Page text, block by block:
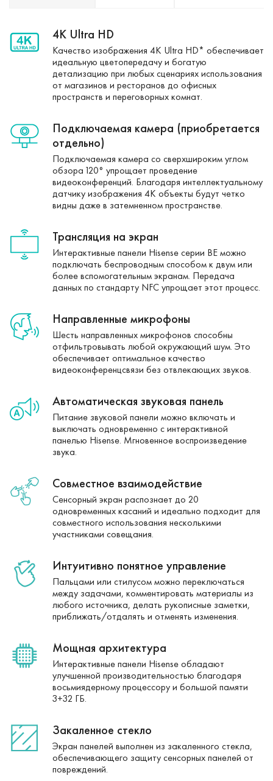
4K Ultra HD
Качество изображения 4K Ultra HD* обеспечивает
идеальную цветопередачу и богатую
детализацию при любых сценариях использования
от магазинов и ресторанов до офисных
пространств и переговорных комнат.
Подключаемая камера (приобретается
отдельно)
Подключаемая камера со сверхшироким углом
обзора 120° упрощает проведение
видеоконференций. Благодаря интеллектуальному
датчику изображения 4K объекты будут четко
видны даже в затемненном пространстве.
Трансляция на экран
Интерактивные панели Hisense серии BE можно
подключать беспроводным способом к двум или
более вспомогательным экранам. Передача
данных по стандарту NFC упрощает этот процесс.
Направленные микрофоны
Шесть направленных микрофонов способны
отфильтровывать любой окружающий шум. Это
обеспечивает оптимальное качество
видеоконференцсвязи без отвлекающих звуков.
Автоматическая звуковая панель
Питание звуковой панели можно включать и
выключать одновременно с интерактивной
панелью Hisense. Мгновенное воспроизведение
звука.
Совместное взаимодействие
Сенсорный экран распознает до 20
одновременных касаний и идеально подходит для
совместного использования несколькими
участниками совещания.
Интуитивно понятное управление
Пальцами или стилусом можно переключаться
между задачами, комментировать материалы из
любого источника, делать рукописные заметки,
приближать/отдалять и отменять изменения.
Мощная архитектура
Интерактивные панели Hisense обладают
улучшенной производительностью благодаря
восьмиядерному процессору и большой памяти
3+32 ГБ.
Закаленное стекло
Экран панелей выполнен из закаленного стекла,
обеспечивающего защиту сенсорных панелей от
повреждений.